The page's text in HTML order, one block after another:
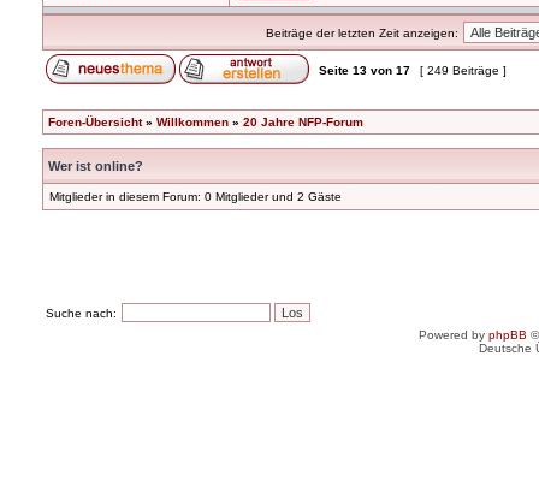
Beiträge der letzten Zeit anzeigen:
Seite 13 von 17 [ 249 Beiträge ]
Foren-Übersicht» Willkommen » 20 Jahre NFP-Forum
Wer ist online?
Mitglieder in diesem Forum: 0 Mitglieder und 2 Gäste
Suche nach:
Powered by phpBB
Deutsche